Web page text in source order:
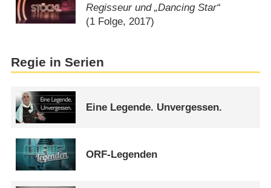
Regisseur und „Dancing Star“
(1 Folge, 2017)
Regie in Serien
Eine Legende. Unvergessen.
ORF-Legenden